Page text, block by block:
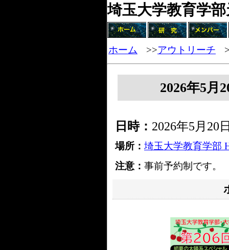
埼玉大学教育学
ホーム >>アウトリーチ
2026年5月
日時： 2026年5月20
場所： 埼玉大学教育学部
注意： 事前予約制です。